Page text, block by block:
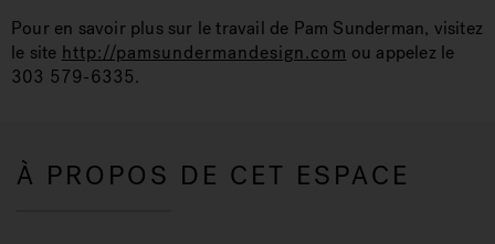
Pour en savoir plus sur le travail de Pam Sunderman, visitez
le site http://pamsundermandesign.com ou appelez le
303 579-6335.
À PROPOS DE CET ESPACE